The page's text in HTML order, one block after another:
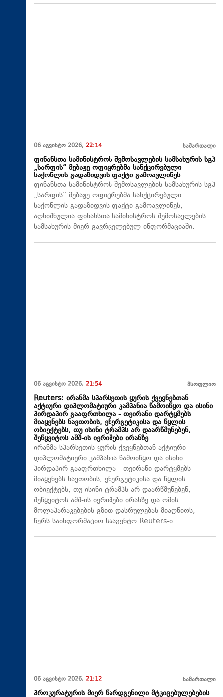
06 აგვისტო 2026, 22:14 სამართალი
ფინანსთა სამინისტროს შემოსავლების სამსახურის სგპ
„სარფის“ მებაჟე ოფიცრებმა სანქცირებული
საქონლის გადაზიდვის ფაქტი გამოავლინეს
ფინანსთა სამინისტროს შემოსავლების სამსახურის სგპ
„სარფის“ მებაჟე ოფიცრებმა სანქცირებული
საქონლის გადაზიდვის ფაქტი გამოავლინეს, -
აღნიშნულია ფინანსთა სამინისტროს შემოსავლების
სამსახურის მიერ გავრცელებულ ინფორმაციაში.
06 აგვისტო 2026, 21:54 მსოფლიო
Reuters: ირანმა სპარსეთის ყურის ქვეყნებთან
აქტიური დიპლომატიური კამპანია წამოიწყო და ისინი
პირდაპირ გააფრთხილა - თეირანი დარტყმებს
მიაყენებს ნავთობის, ენერგეტიკისა და წყლის
ობიექტებს, თუ ისინი ტრამპს არ დაარწმუნებენ,
შეწყვიტოს აშშ-ის იერიშები ირანზე
ირანმა სპარსეთის ყურის ქვეყნებთან აქტიური
დიპლომატიური კამპანია წამოიწყო და ისინი
პირდაპირ გააფრთხილა - თეირანი დარტყმებს
მიაყენებს ნავთობის, ენერგეტიკისა და წყლის
ობიექტებს, თუ ისინი ტრამპს არ დაარწმუნებენ,
შეწყვიტოს აშშ-ის იერიშები ირანზე და ომის
მოლაპარაკებების გზით დასრულებას მიაღწიოს, -
წერს საინფორმაციო სააგენტო Reuters-ი.
06 აგვისტო 2026, 21:12 სამართალი
პროკურატურის მიერ წარდგენილი მტკიცებულებების